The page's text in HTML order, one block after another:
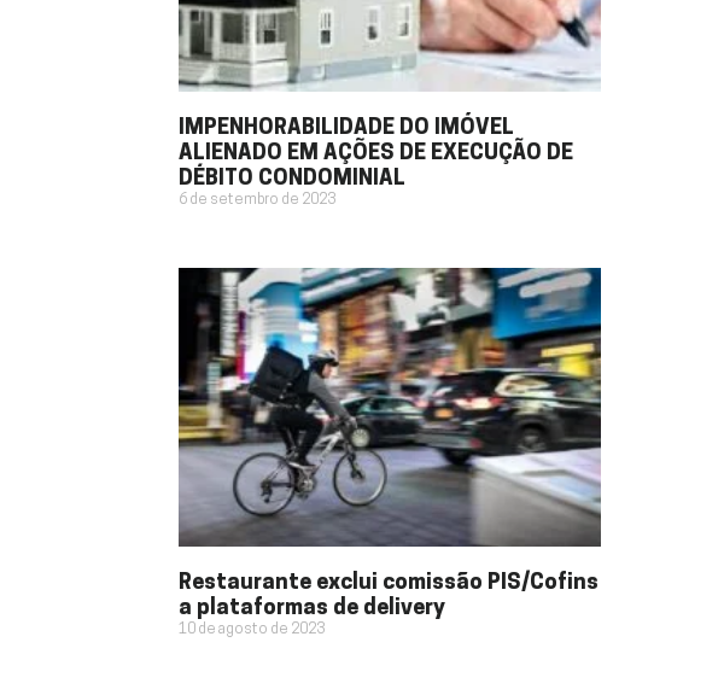
IMPENHORABILIDADE DO IMÓVEL
ALIENADO EM AÇÕES DE EXECUÇÃO DE
DÉBITO CONDOMINIAL
6 de setembro de 2023
Restaurante exclui comissão PIS/Cofins
a plataformas de delivery
10 de agosto de 2023